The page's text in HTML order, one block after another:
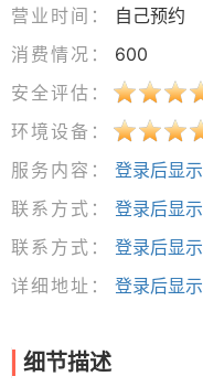
营业时间：
自己预约
消费情况：
600
安全评估：
环境设备：
服务内容：
登录后显示
联系方式：
登录后显示
联系方式：
登录后显示
详细地址：
登录后显示
细节描述